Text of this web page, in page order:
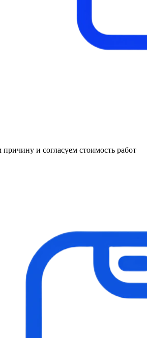
причину и согласуем стоимость работ